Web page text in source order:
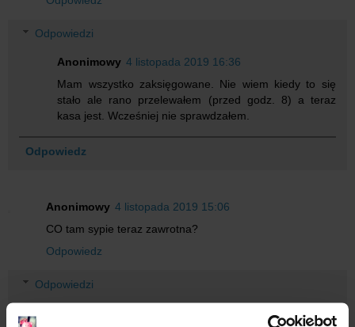
Odpowiedzi
Anonimowy 4 listopada 2019 16:36
Mam wszystko zaksięgowane. Nie wiem kiedy to się
stało ale rano przelewałem (przed godz. 8) a teraz
kasa jest. Wcześniej nie sprawdzałem.
Odpowiedz
Anonimowy 4 listopada 2019 15:06
CO tam sypie teraz zawrotna?
Odpowiedz
Odpowiedzi